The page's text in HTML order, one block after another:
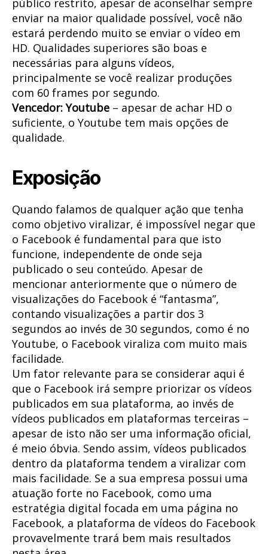
público restrito, apesar de aconselhar sempre
enviar na maior qualidade possível, você não
estará perdendo muito se enviar o vídeo em
HD. Qualidades superiores são boas e
necessárias para alguns vídeos,
principalmente se você realizar produções
com 60 frames por segundo.
Vencedor: Youtube – apesar de achar HD o
suficiente, o Youtube tem mais opções de
qualidade.
Exposição
Quando falamos de qualquer ação que tenha
como objetivo viralizar, é impossível negar que
o Facebook é fundamental para que isto
funcione, independente de onde seja
publicado o seu conteúdo. Apesar de
mencionar anteriormente que o número de
visualizações do Facebook é “fantasma”,
contando visualizações a partir dos 3
segundos ao invés de 30 segundos, como é no
Youtube, o Facebook viraliza com muito mais
facilidade.
Um fator relevante para se considerar aqui é
que o Facebook irá sempre priorizar os vídeos
publicados em sua plataforma, ao invés de
vídeos publicados em plataformas terceiras –
apesar de isto não ser uma informação oficial,
é meio óbvia. Sendo assim, vídeos publicados
dentro da plataforma tendem a viralizar com
mais facilidade. Se a sua empresa possui uma
atuação forte no Facebook, como uma
estratégia digital focada em uma página no
Facebook, a plataforma de vídeos do Facebook
provavelmente trará bem mais resultados